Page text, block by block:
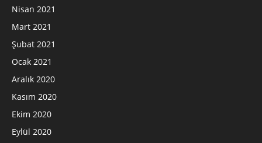
Nisan 2021
Mart 2021
Şubat 2021
Ocak 2021
Aralık 2020
Kasım 2020
Ekim 2020
Eylül 2020